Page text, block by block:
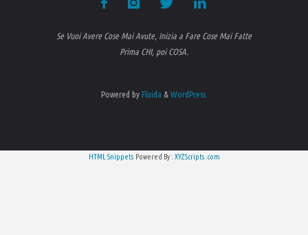
Se Vuoi Avere Cose Mai Avute, Inizia a Fare Cose Mai Fatte
Prima CHI, poi COSA.
Powered byFluida & WordPress.
HTML Snippets Powered By : XYZScripts.com